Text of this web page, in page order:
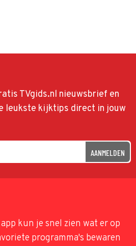
TVgids.nl nieuwsbrief en
leukste kijktips direct in jouw
AANMELDEN
kun je snel zien wat er op
programma's bewaren